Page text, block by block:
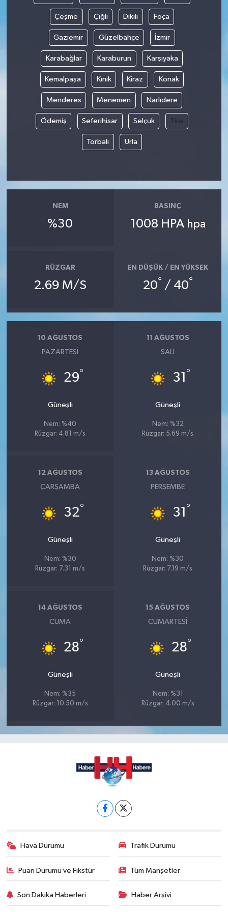
Çeşme Çiğli Dikili Foça
Gaziemir Güzelbahçe İzmir
Karabağlar Karaburun Karşıyaka
Kemalpaşa Kınık Kiraz Konak
Menderes Menemen Narlıdere
Ödemiş Seferihisar Selçuk Tire
Torbalı Urla
NEM
%30
BASINÇ
1008 HPA hpa
RÜZGAR
2.69 M/S
EN DÜŞÜK / EN YÜKSEK
20° / 40°
10 AĞUSTOS
PAZARTESI
29°
Güneşli
Nem: %40
Rüzgar: 4.81 m/s
11 AĞUSTOS
SALI
31 °
Güneşli
Nem: %32
Rüzgar: 5.69 m/s
12 AĞUSTOS
ÇARŞAMBA
32°
Güneşli
Nem: %30
Rüzgar: 7.31 m/s
13 AĞUSTOS
PERŞEMBE
31 °
Güneşli
Nem: %30
Rüzgar: 7.19 m/s
14 AĞUSTOS
CUMA
28°
Güneşli
Nem: %35
Rüzgar: 10.50 m/s
15 AĞUSTOS
CUMARTESI
28°
Güneşli
Nem: %31
Rüzgar: 4.00 m/s
Hava Durumu Trafik Durumu
Puan Durumu ve Fikstür Tüm Manşetler
Son Dakika Haberleri Haber Arşivi